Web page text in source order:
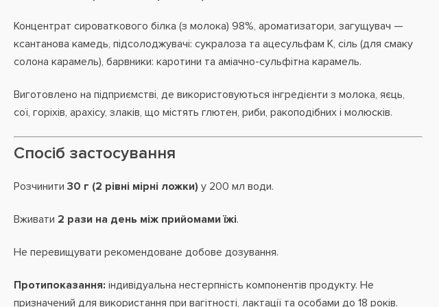
Концентрат сироваткового білка (з молока) 98%, ароматизатори, загущувач —
ксантанова камедь, підсолоджувачі: сукралоза та ацесульфам K, сіль (для смаку
солона карамель), барвники: каротини та аміачно-сульфітна карамель.
Виготовлено на підприємстві, де використовуються інгредієнти з молока, яєць,
сої, горіхів, арахісу, злаків, що містять глютен, риби, ракоподібних і молюсків.
Спосіб застосування
Розчинити 30 г (2 рівні мірні ложки) у 200 мл води.
Вживати 2 рази на день між прийомами їжі.
Не перевищувати рекомендоване добове дозування.
Протипоказання: індивідуальна нестерпність компонентів продукту. Не
призначений для використання при вагітності, лактації та особами до 18 років.